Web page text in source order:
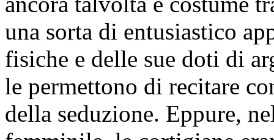
una sorta di entusiastico
fisiche e delle sue doti di
le permettono di recitare
della seduzione. Eppure,